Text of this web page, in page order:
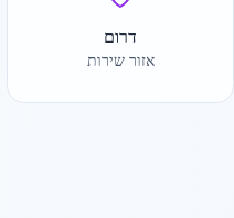
דרום
אזור שירות